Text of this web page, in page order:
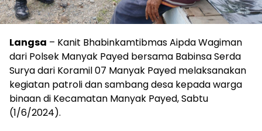
Langsa – Kanit Bhabinkamtibmas Aipda Wagiman
dari Polsek Manyak Payed bersama Babinsa Serda
Surya dari Koramil 07 Manyak Payed melaksanakan
kegiatan patroli dan sambang desa kepada warga
binaan di Kecamatan Manyak Payed, Sabtu
(1/6/2024).